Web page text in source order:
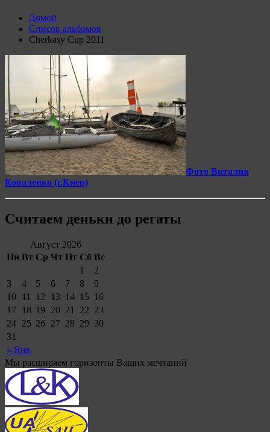
Домой
Список альбомов
Cherkasy Cup 2011
Фото Виталия
Коваленко (г.Киев)
Считаем деньки до регаты
Август 2026
Пн Вт Ср Чт Пт Сб Вс
« Янв
1
2
3
4 5 6 7 8
9
10
11 12 13 14 15
16
17
18 19 20 21 22 23
24 25 26 27 28 29 30
31
Мы расширяем горизонты Ваших мечтаний